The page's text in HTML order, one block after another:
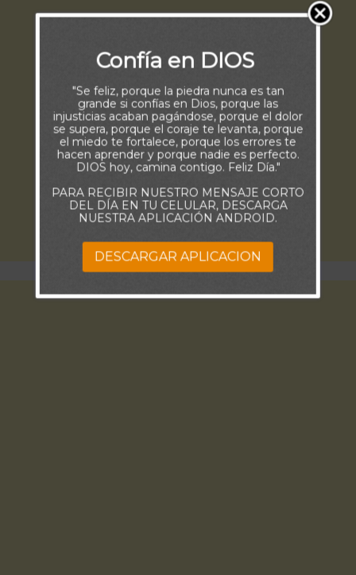
Confía en DIOS
"Se feliz, porque la piedra nunca es tan
grande si confías en Dios, porque las
injusticias acaban pagándose, porque el dolor
se supera, porque el coraje te levanta, porque
el miedo te fortalece, porque los errores te
hacen aprender y porque nadie es perfecto.
DIOS hoy, camina contigo. Feliz Día."
PARA RECIBIR NUESTRO MENSAJE CORTO
DEL DÍA EN TU CELULAR, DESCARGA
NUESTRA APLICACIÓN ANDROID.
DESCARGAR APLICACION